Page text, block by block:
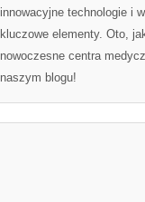
innowacyjne technologie i
kluczowe elementy. Oto,
nowoczesne centra
naszym blogu!